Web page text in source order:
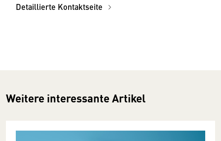
Detaillierte Kontaktseite
Weitere interessante Artikel